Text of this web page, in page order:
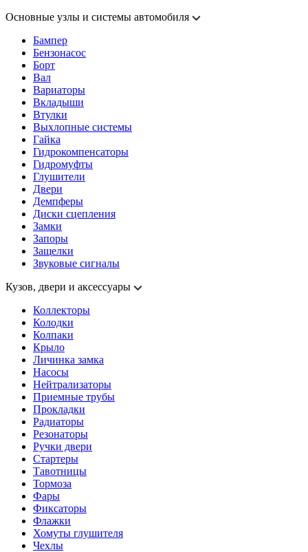
Основные узлы и системы автомобиля
Бампер
Бензонасос
Борт
Вал
Вариаторы
Вкладыши
Втулки
Выхлопные системы
Гайка
Гидрокомпенсаторы
Гидромуфты
Глушители
Двери
Демпферы
Диски сцепления
Замки
Запоры
Защелки
Звуковые сигналы
Кузов, двери и аксессуары
Коллекторы
Колодки
Колпаки
Крыло
Личинка замка
Насосы
Нейтрализаторы
Приемные трубы
Прокладки
Радиаторы
Резонаторы
Ручки двери
Стартеры
Тавотницы
Тормоза
Фары
Фиксаторы
Флажки
Хомуты глушителя
Чехлы